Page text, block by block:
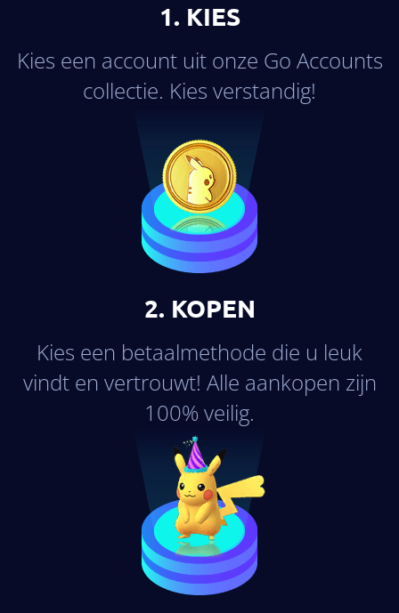
×2
1. KIES
Kies een account uit onze Go Accounts
collectie. Kies verstandig!
2. KOPEN
Kies een betaalmethode die u leuk
vindt en vertrouwt! Alle aankopen zijn
100% veilig.